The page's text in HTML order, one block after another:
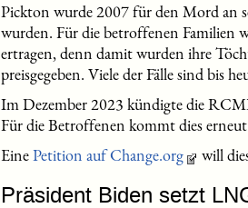
Pickton wurde 2007 für den Mord an
wurden. Für die betroffenen Familien
ertragen, denn damit wurden ihre
preisgegeben. Viele der Fälle sind bis
Im Dezember 2023 kündigte die
Für die Betroffenen kommt dies
EinePetition auf Change.org will
Präsident Biden setzt